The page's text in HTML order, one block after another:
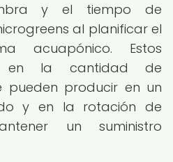
y el tiempo de
al planificar el
acuapónico. Estos
en la cantidad de
pueden producir en un
y en la rotación de
un suministro